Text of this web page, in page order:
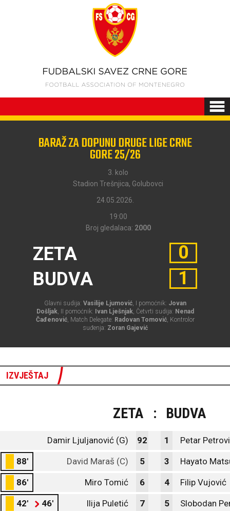
BARAŽ ZA DOPUNU DRUGE LIGE CRNE
GORE 25/26
3. kolo
Stadion Trešnjica, Golubovci
24.05.2026.
19:00
Broj gledalaca: 2000
ZETA
BUDVA
0
1
Glavni sudija: Vasilije Ljumović, I pomoćnik: Jovan
Došljak, II pomoćnik: Ivan Lješnjak, Četvrti sudija: Nenad
Čađenović, Match Delegate: Radovan Tomović, Kontrolor
suđenja: Zoran Gajević
IZVJEŠTAJ
ZETA : BUDVA
Damir Ljuljanović (G) 92 1 Petar
88' David Maraš (C) 5 3 Hayato
86' Miro Tomić 6 4 Filip Vujović
42' 46' Ilija Puletić 7 5 Slobodan